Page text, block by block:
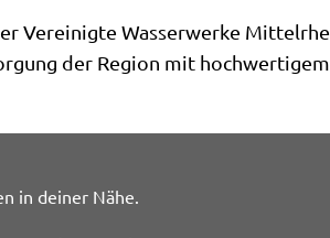
Vereinigte Wasserwerke
der Region mit hochwertigem
in deiner Nähe.